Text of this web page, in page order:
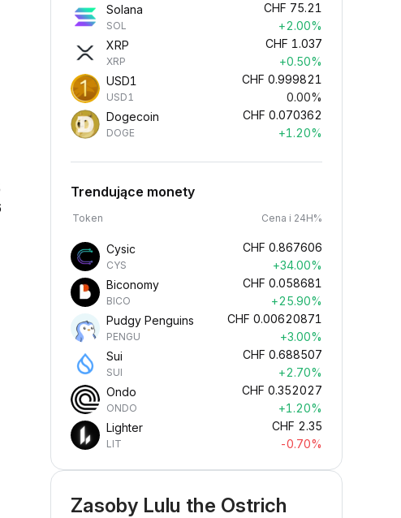
Solana
SOL
CHF 75.21
+2.00%
XRP
XRP
CHF 1.037
+0.50%
USD1
USD1
CHF 0.999821
0.00%
Dogecoin
DOGE
CHF 0.070362
+1.20%
Trendujące monety
Token Cena i 24H%
Cysic
CYS
CHF 0.867606
+34.00%
Biconomy
BICO
CHF 0.058681
+25.90%
Pudgy Penguins
PENGU
CHF 0.00620871
+3.00%
Sui
SUI
CHF 0.688507
+2.70%
Ondo
ONDO
CHF 0.352027
+1.20%
Lighter
LIT
CHF 2.35
-0.70%
Zasoby Lulu the Ostrich